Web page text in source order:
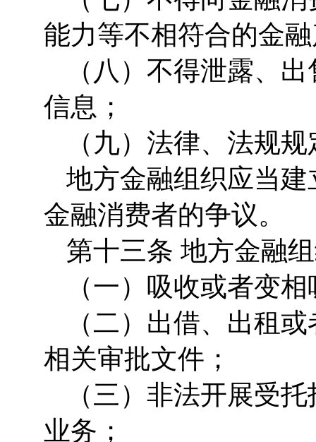
能力等不相符合的金
（八）不得泄露、
信息；
（九）法律、法规
地方金融组织应当
金融消费者的争议。
第十三条 地方金融
（一）吸收或者变
（二）出借、出租
相关审批文件；
（三）非法开展受
业务；